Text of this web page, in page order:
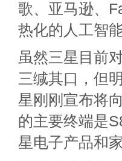
歌、亚马逊、
热化的人工智
虽然三星目前
三缄其口，但
星刚刚宣布将
的主要终端是
星电子产品和